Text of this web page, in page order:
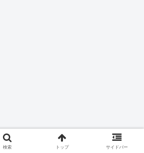
検索 トップ サイドバー